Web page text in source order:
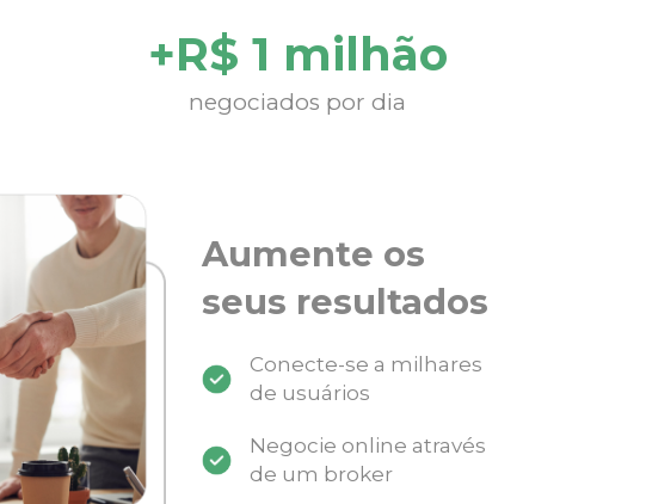
+R$ 1 milhão
negociados por dia
Aumente os
seus resultados
Conecte-se a milhares
de usuários
Negocie online através
de um broker